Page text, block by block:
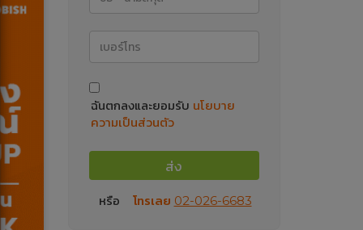
ฉันตกลงและยอมรับ นโยบาย
ความเป็นส่วนตัว
ส่ง
หรือ โทรเลย 02-026-6683